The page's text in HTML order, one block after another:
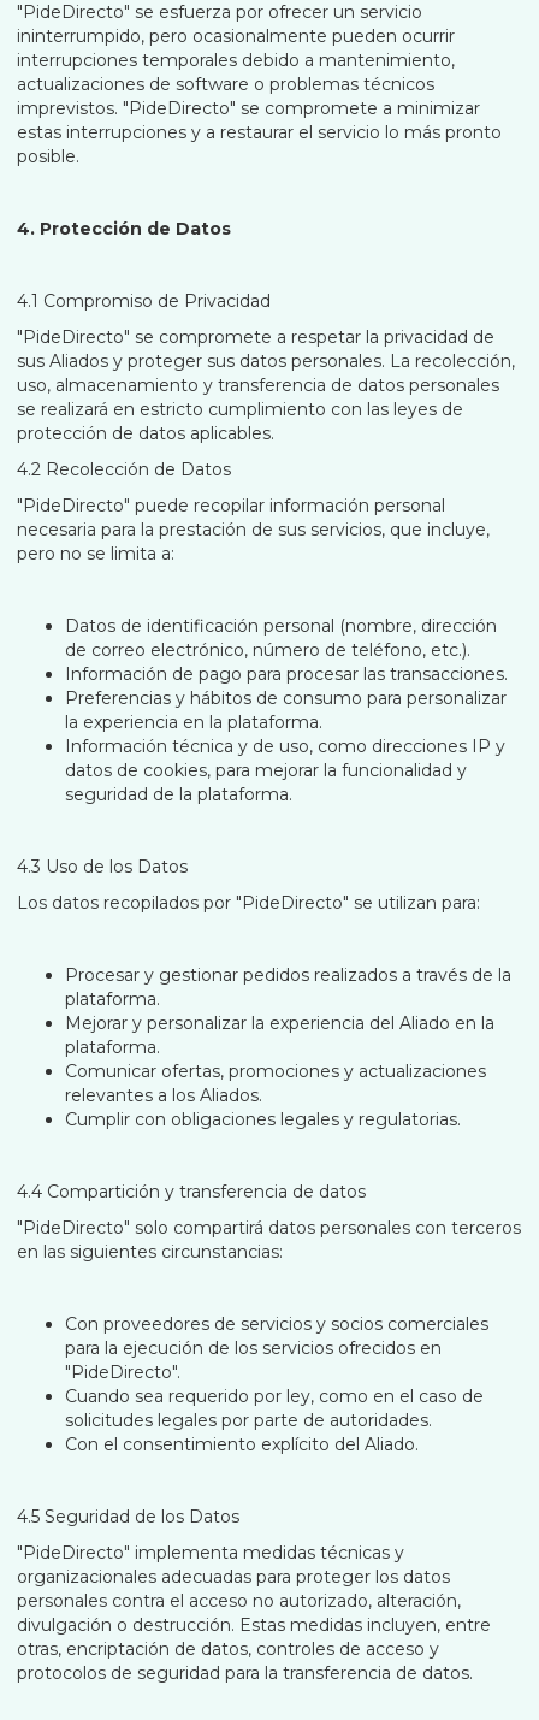
"PideDirecto" se esfuerza por ofrecer un servicio
ininterrumpido, pero ocasionalmente pueden ocurrir
interrupciones temporales debido a mantenimiento,
actualizaciones de software o problemas técnicos
imprevistos. "PideDirecto" se compromete a minimizar
estas interrupciones y a restaurar el servicio lo más pronto
posible.
4. Protección de Datos
4.1 Compromiso de Privacidad
"PideDirecto" se compromete a respetar la privacidad de
sus Aliados y proteger sus datos personales. La recolección,
uso, almacenamiento y transferencia de datos personales
se realizará en estricto cumplimiento con las leyes de
protección de datos aplicables.
4.2 Recolección de Datos
"PideDirecto" puede recopilar información personal
necesaria para la prestación de sus servicios, que incluye,
pero no se limita a:
Datos de identificación personal (nombre, dirección
de correo electrónico, número de teléfono, etc.).
Información de pago para procesar las transacciones.
Preferencias y hábitos de consumo para personalizar
la experiencia en la plataforma.
Información técnica y de uso, como direcciones IP y
datos de cookies, para mejorar la funcionalidad y
seguridad de la plataforma.
4.3 Uso de los Datos
Los datos recopilados por "PideDirecto" se utilizan para:
Procesar y gestionar pedidos realizados a través de la
plataforma.
Mejorar y personalizar la experiencia del Aliado en la
plataforma.
Comunicar ofertas, promociones y actualizaciones
relevantes a los Aliados.
Cumplir con obligaciones legales y regulatorias.
4.4 Compartición y transferencia de datos
"PideDirecto" solo compartirá datos personales con terceros
en las siguientes circunstancias:
Con proveedores de servicios y socios comerciales
para la ejecución de los servicios ofrecidos en
"PideDirecto".
Cuando sea requerido por ley, como en el caso de
solicitudes legales por parte de autoridades.
Con el consentimiento explícito del Aliado.
4.5 Seguridad de los Datos
"PideDirecto" implementa medidas técnicas y
organizacionales adecuadas para proteger los datos
personales contra el acceso no autorizado, alteración,
divulgación o destrucción. Estas medidas incluyen, entre
otras, encriptación de datos, controles de acceso y
protocolos de seguridad para la transferencia de datos.